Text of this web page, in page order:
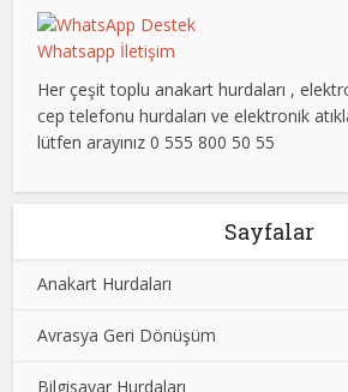
Whatsapp İletişim
Her çeşit toplu anakart hurdaları ,
cep telefonu hurdaları ve elektronik
lütfen arayınız 0 555 800 50 55
Sayfalar
Anakart Hurdaları
Avrasya Geri Dönüşüm
Bilgisayar Hurdaları